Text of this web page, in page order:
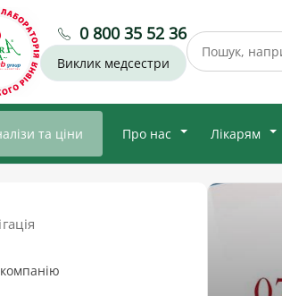
0 800 35 52 36
Виклик медсестри
та ціни Про нас Лікарям